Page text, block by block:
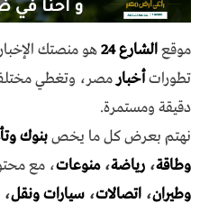
موقعالشارع 24
هو منصتك
تطوراتأخبار مصر، وتغطي
دقيقة ومستمرة.
نهتم بعرض كل ما يخصبنوك
وطاقة، رياضة،منوعات، مع
وطيران، اتصالات، سيارات ونقل،